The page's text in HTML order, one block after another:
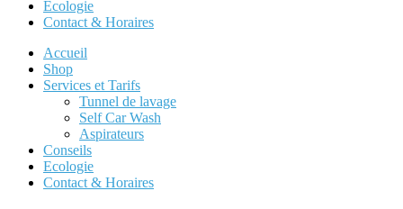
Ecologie
Contact & Horaires
Accueil
Shop
Services et Tarifs
Tunnel de lavage
Self Car Wash
Aspirateurs
Conseils
Ecologie
Contact & Horaires